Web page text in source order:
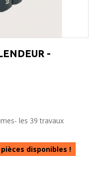
-
les 39 travaux
disponibles !